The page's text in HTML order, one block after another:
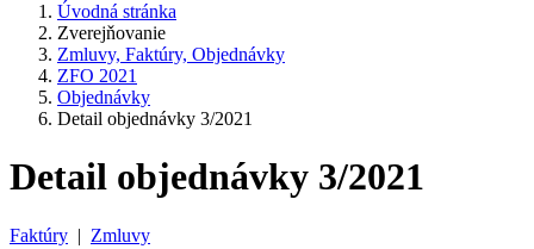
Úvodná stránka
Zverejňovanie
Zmluvy, Faktúry, Objednávky
ZFO 2021
Objednávky
Detail objednávky 3/2021
Detail objednávky 3/2021
Faktúry | Zmluvy